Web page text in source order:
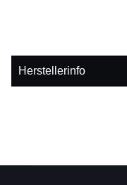
Herstellerinfo